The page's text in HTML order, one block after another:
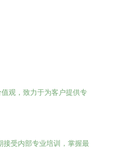
观，致力于为客户提供专
受内部专业培训，掌握最